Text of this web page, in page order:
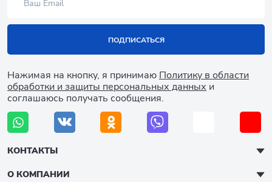
ПОДПИСАТЬСЯ
Нажимая на кнопку, я принимаю Политику в области
обработки и защиты персональных данных и
соглашаюсь получать сообщения.
КОНТАКТЫ
О КОМПАНИИ